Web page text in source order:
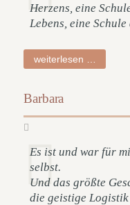
Herzens, eine
Lebens, eine
weiterlesen …
2011/
Barbara
Es ist und war für
selbst.
Und das größte
die geistige